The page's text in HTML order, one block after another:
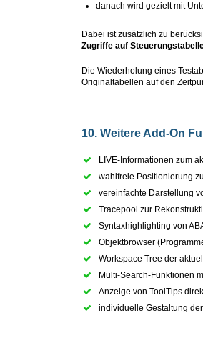
danach wird gezielt mit
Dabei ist zusätzlich zu
Zugriffe auf
Die Wiederholung eines
Originaltabellen auf den
10. Weitere Add-On
LIVE-Informationen zum
wahlfreie Positionierung
vereinfachte Darstellung
Tracepool zur
Syntaxhighlighting von
Objektbrowser
Workspace Tree der
Multi-Search-Funktionen
Anzeige von ToolTips
individuelle Gestaltung